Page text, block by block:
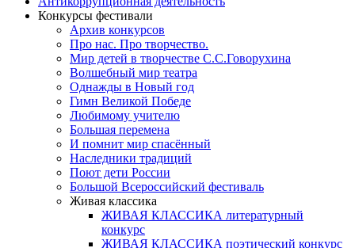
Конкурсы фестивали
Архив конкурсов
Про нас. Про творчество.
Мир детей в творчестве С.С.Говорухина
Волшебный мир театра
Однажды в Новый год
Гимн Великой Победе
Любимому учителю
Большая перемена
И помнит мир спасённый
Наследники традиций
Поют дети России
Большой Всероссийский фестиваль
Живая классика
ЖИВАЯ КЛАССИКА литературный
конкурс
ЖИВАЯ КЛАССИКА поэтический конкурс